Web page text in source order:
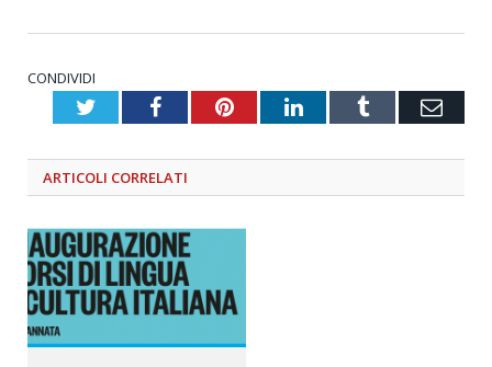
CONDIVIDI
TwitterFacebookPinterestLinkedInTumblr
ARTICOLI CORRELATI